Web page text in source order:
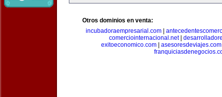
Otros dominios en venta:
incubadoraempresarial.com
comerciointernacional.net|
exitoeconomico.com| asesoresdeviajes.com